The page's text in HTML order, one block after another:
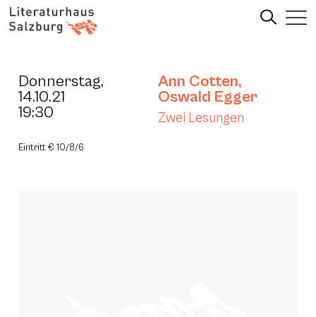
Donnerstag,
14.10.21
19:30
Ann Cotten,
Oswald Egger
Zwei Lesungen
Eintritt € 10/8/6